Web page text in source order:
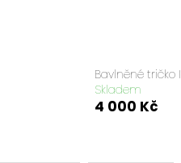
Bavlněné tričko
Skladem
4 000 Kč